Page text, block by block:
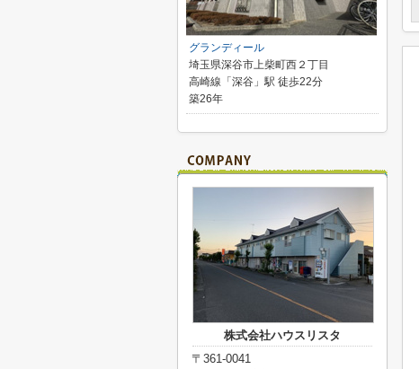
グランディール
埼玉県深谷市上柴町西２丁目
高崎線「深谷」駅 徒歩22分
築26年
株式会社ハウスリスタ
〒361-0041